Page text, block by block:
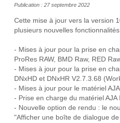
Publication : 27 septembre 2022
Cette mise à jour vers la version
plusieurs nouvelles
- Mises à jour pour la prise en
ProRes RAW, BMD Raw, RED
- Mises à jour pour la prise en
DNxHD et DNxHR V2.7.3.68
- Mises à jour pour le matériel AJA
- Prise en charge du matériel AJA
- Nouvelle option de rendu : le
"Afficher une boîte de dialogue